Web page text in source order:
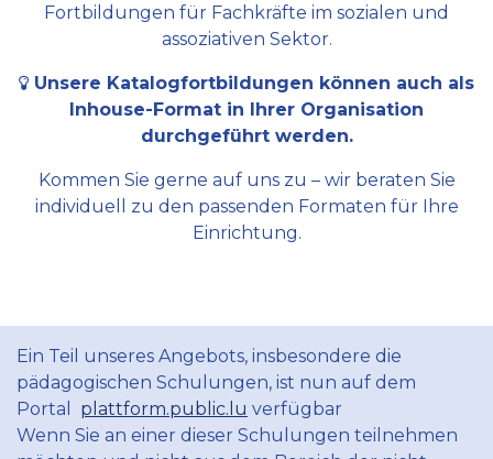
Fortbildungen für Fachkräfte im sozialen und
assoziativen Sektor.
Unsere Katalogfortbildungen können auch als
Inhouse-Format in Ihrer Organisation
durchgeführt werden.
Kommen Sie gerne auf uns zu – wir beraten Sie
individuell zu den passenden Formaten für Ihre
Einrichtung.
Ein Teil unseres Angebots, insbesondere die
pädagogischen Schulungen, ist nun auf dem
Portal plattform.public.lu verfügbar
Wenn Sie an einer dieser Schulungen teilnehmen